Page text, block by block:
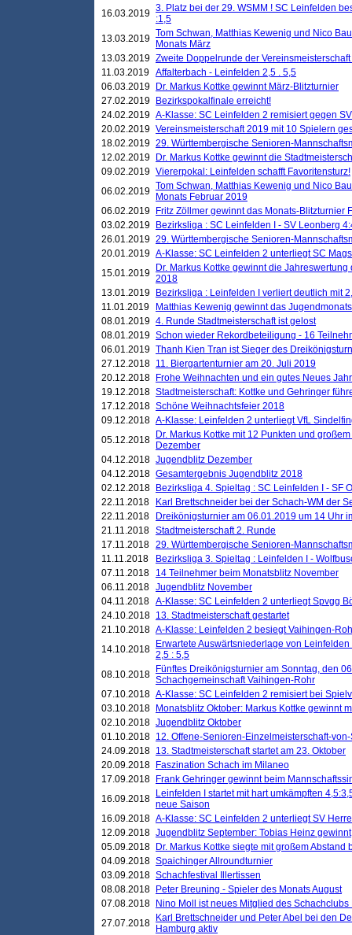
16.03.2019 3. Platz bei der 29. WSMM ! SC Leinfelden
:1,5
13.03.2019 Tom Schwan, Matthias Kewenig und Nico
Monats März
13.03.2019 Zweite Doppelrunde der
11.03.2019 Affalterbach - Leinfelden 2,5 . 5,5
06.03.2019
Dr. Markus Kottke gewinnt März-Blitzturnier
27.02.2019
Bezirkspokalfinale erreicht!
24.02.2019 A-Klasse: SC Leinfelden 2 remisiert gegen
20.02.2019 Vereinsmeisterschaft 2019 mit 10 Spielern
18.02.2019 29. Württembergische Senioren-
12.02.2019
Dr. Markus Kottke gewinnt die
09.02.2019 Viererpokal: Leinfelden schafft Favoritensturz!
06.02.2019 Tom Schwan, Matthias Kewenig und Nico
Monats Februar 2019
06.02.2019
Fritz Zöllmer gewinnt das Monats-Blitzturnier
03.02.2019
Bezirksliga : SC Leinfelden I - SV Leonberg
26.01.2019 29. Württembergische Senioren-
20.01.2019 A-Klasse: SC Leinfelden 2 unterliegt SC
15.01.2019
Dr. Markus Kottke gewinnt die
2018
13.01.2019
Bezirksliga : Leinfelden I verliert deutlich mit
11.01.2019
Matthias Kewenig gewinnt das
08.01.2019 4. Runde Stadtmeisterschaft ist gelost
08.01.2019 Schon wieder Rekordbeteiligung - 16
06.01.2019 Thanh Kien Tran ist Sieger des
27.12.2018 11. Biergartenturnier am 20. Juli 2019
20.12.2018
Frohe Weihnachten und ein gutes Neues
19.12.2018 Stadtmeisterschaft: Kottke und Gehringer
17.12.2018 Schöne Weihnachtsfeier 2018
09.12.2018 A-Klasse: Leinfelden 2 unterliegt VfL
05.12.2018
Dr. Markus Kottke mit 12 Punkten und
Dezember
04.12.2018 Jugendblitz Dezember
04.12.2018 Gesamtergebnis Jugendblitz 2018
02.12.2018
Bezirksliga 4. Spieltag : SC Leinfelden I - SF
22.11.2018
Karl Brettschneider bei der Schach-WM der
22.11.2018
Dreikönigsturnier am 06.01.2019 um 14 Uhr
21.11.2018 Stadtmeisterschaft 2. Runde
17.11.2018 29. Württembergische Senioren-
11.11.2018
Bezirksliga 3. Spieltag : Leinfelden I -
07.11.2018
14 Teilnehmer beim Monatsblitz November
06.11.2018 Jugendblitz November
04.11.2018 A-Klasse: SC Leinfelden 2 unterliegt Spvgg
24.10.2018 13. Stadtmeisterschaft gestartet
21.10.2018 A-Klasse: Leinfelden 2 besiegt Vaihingen-
14.10.2018
Erwartete Auswärtsniederlage von
2,5 : 5,5
08.10.2018
Fünftes Dreikönigsturnier am Sonntag, den
Schachgemeinschaft Vaihingen-Rohr
07.10.2018 A-Klasse: SC Leinfelden 2 remisiert bei
03.10.2018
Monatsblitz Oktober: Markus Kottke gewinnt
02.10.2018 Jugendblitz Oktober
01.10.2018 12. Offene-Senioren-Einzelmeisterschaft-
24.09.2018 13. Stadtmeisterschaft startet am 23. Oktober
20.09.2018
Faszination Schach im Milaneo
17.09.2018
Frank Gehringer gewinnt beim
16.09.2018
Leinfelden I startet mit hart umkämpften
neue Saison
16.09.2018 A-Klasse: SC Leinfelden 2 unterliegt SV
12.09.2018 Jugendblitz September: Tobias Heinz gewinnt
05.09.2018
Dr. Markus Kottke siegte mit großem
04.09.2018 Spaichinger Allroundturnier
03.09.2018 Schachfestival Illertissen
08.08.2018
Peter Breuning - Spieler des Monats August
07.08.2018
Nino Moll ist neues Mitglied des
27.07.2018
Karl Brettschneider und Peter Abel bei den
Hamburg aktiv